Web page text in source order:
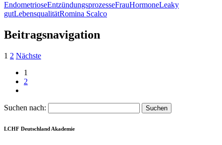
EndometrioseEntzündungsprozesseFrauHormoneLeaky
gutLebensqualitätRomina Scalco
Beitragsnavigation
1 2 Nächste
1
2
Suchen nach:
LCHF Deutschland Akademie